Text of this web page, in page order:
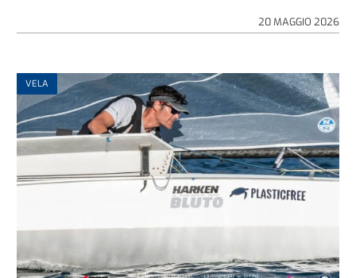
20 MAGGIO 2026
VELA